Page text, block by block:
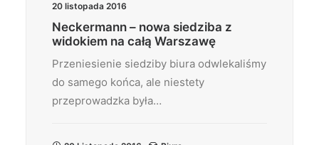
20 listopada 2016
Neckermann – nowa siedziba z
widokiem na całą Warszawę
Przeniesienie siedziby biura odwlekaliśmy
do samego końca, ale niestety
przeprowadzka była…